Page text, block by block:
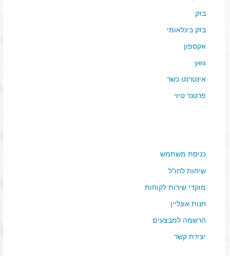
בזק
בזק בינלאומי
אקספון
yes
אינטרנט כשר
פרטנר טיוי
כניסת משתמש
שיחות לחו"ל
מוקדי שירות לקוחות
חנות אונליין
הרשמה למבצעים
יצירת קשר